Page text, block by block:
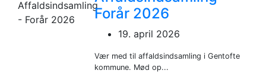
Forår 2026
19. april 2026
Vær med til affaldsindsamling i Gentofte
kommune. Mød op...